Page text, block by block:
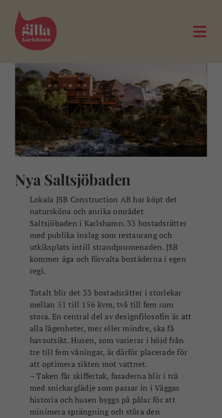
innehållet
Nya Saltsjöbaden
Lokala JSB Construction AB har köpt det
natursköna och anrika området
Saltsjöbaden i Karlshamn. 33 bostadsrätter
med publika inslag som restaurang och
utkiksplats intill strandpromenaden. JSB
kommer äga och förvalta bostäderna i egen
regi.
Totalt blir det 33 bostadsrätter i storlekar
mellan 51 till 156 kvm, två till fem rum
stora. En central del av designfilosofin är att
alla lägenheter, mer eller mindre, ska få
havsutsikt. Husen, som varierar i höjd från
tre till fem våningar, är därför placerade för
att optimera sikten mot vattnet.
– Taken får skiffertak, fasaderna blir i trä
med snickarglädje som passar in i Väggas
historia och husen byggs på pålar för att
minimera sprängning och störa den